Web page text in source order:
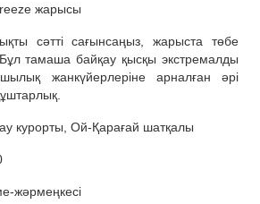
жарысы
сәтті сағынсаңыз, жарыста төбе
Бұл тамаша байқау қысқы экстремалды
жанкүйерлеріне арналған әрі
курорты, Ой-Қарағай шатқалы
жәрмеңкесі